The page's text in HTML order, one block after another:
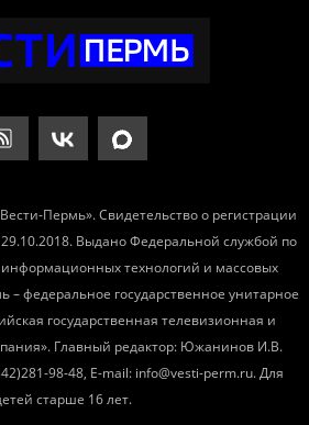
Пермь». Свидетельство о регистрации
Выдано Федеральной службой по
информационных технологий и массовых
– федеральное государственное унитарное
государственная телевизионная и
Главный редактор: Южанинов И.В.
98-48, E-mail: info@vesti-perm.ru. Для
старше 16 лет.